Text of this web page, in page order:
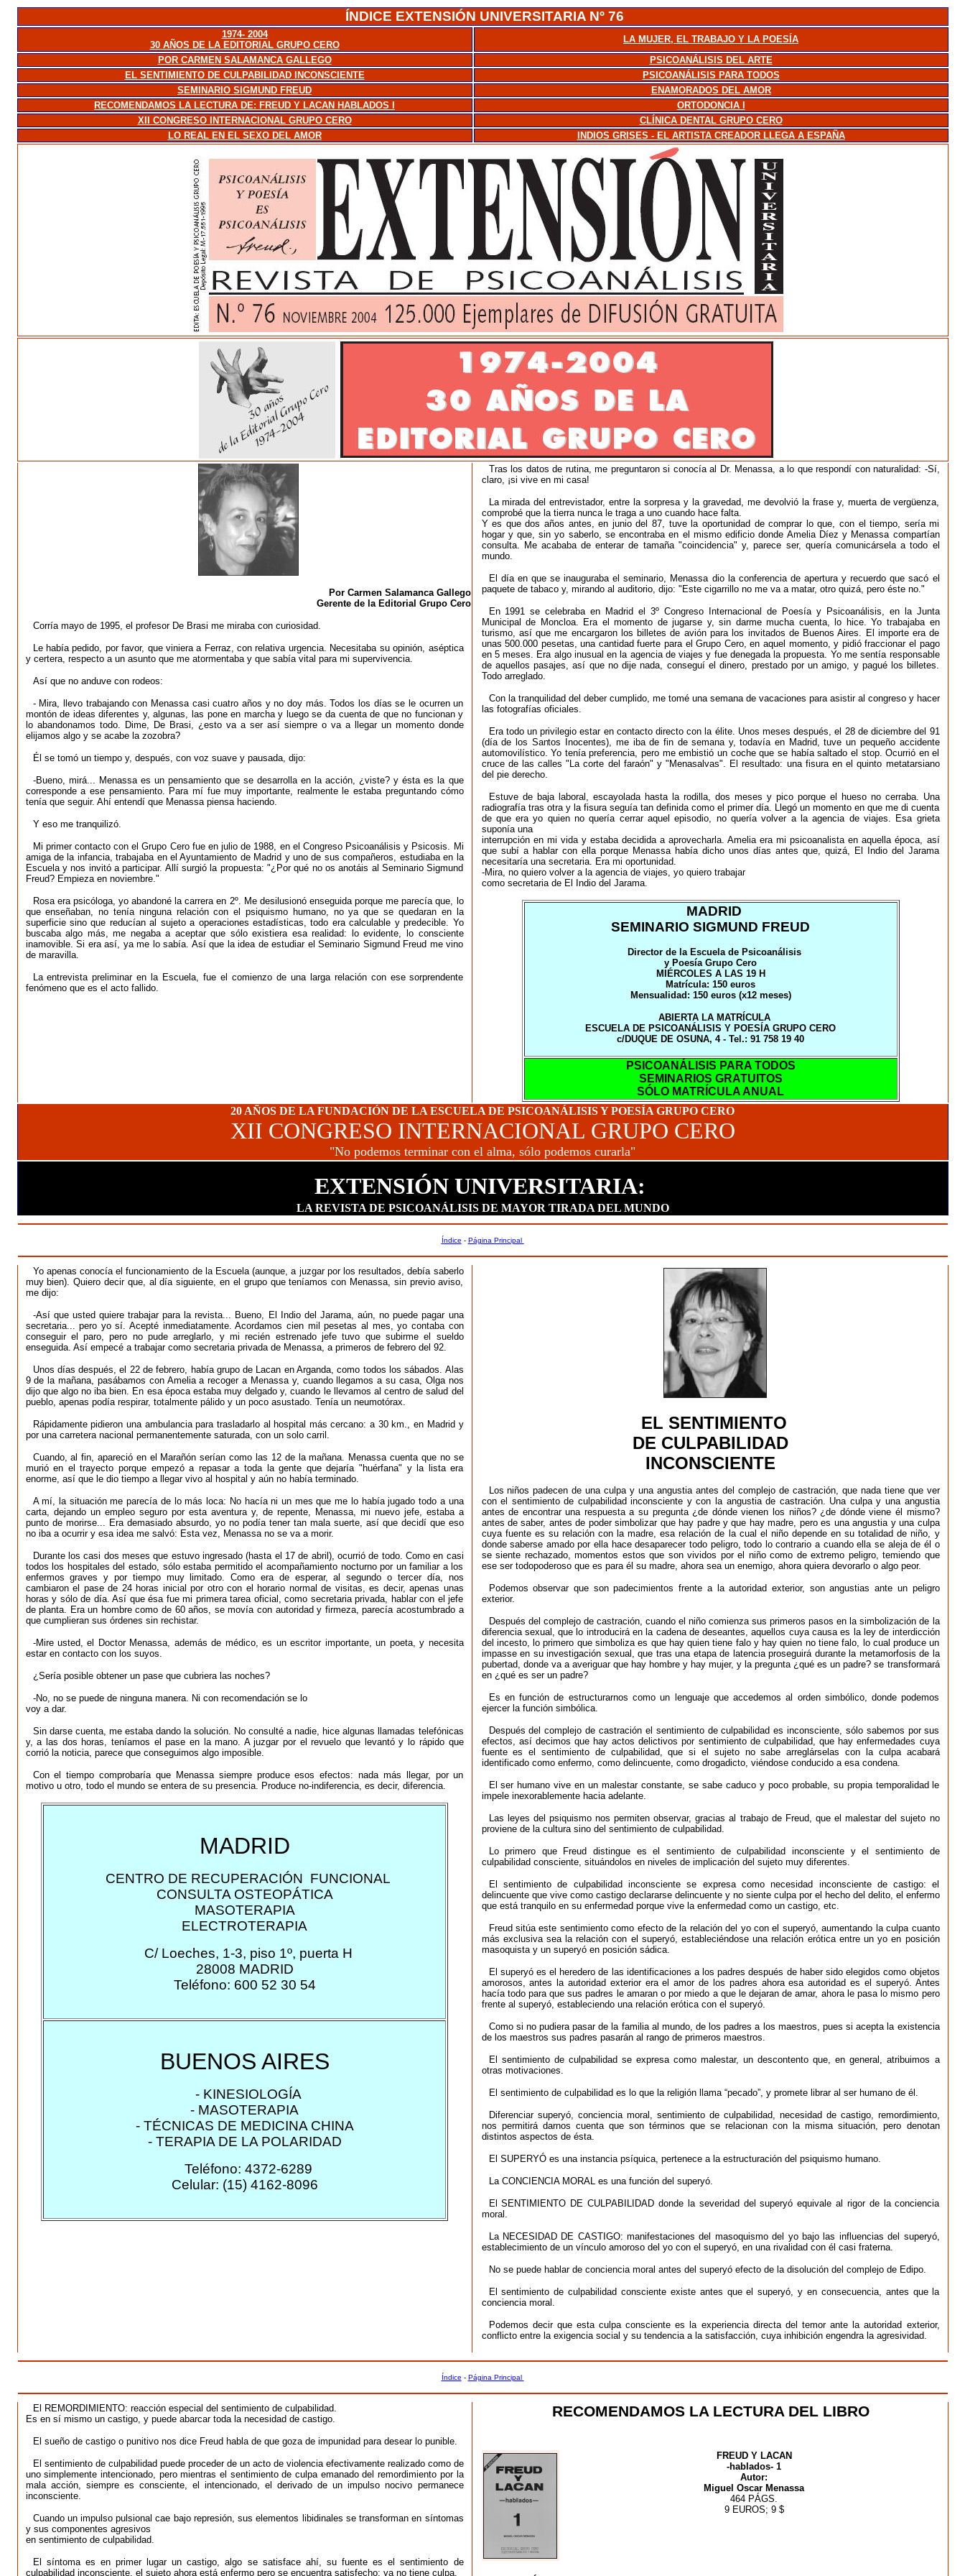
ÍNDICE EXTENSIÓN UNIVERSITARIA Nº 76
1974- 2004
30 AÑOS DE LA EDITORIAL GRUPO CERO
LA MUJER, EL TRABAJO Y LA POESÍA
POR CARMEN SALAMANCA GALLEGO
PSICOANÁLISIS DEL ARTE
EL SENTIMIENTO DE CULPABILIDAD INCONSCIENTE
PSICOANÁLISIS PARA TODOS
SEMINARIO SIGMUND FREUD
ENAMORADOS DEL AMOR
RECOMENDAMOS LA LECTURA DE: FREUD Y LACAN HABLADOS I
ORTODONCIA I
XII CONGRESO INTERNACIONAL GRUPO CERO
CLÍNICA DENTAL GRUPO CERO
LO REAL EN EL SEXO DEL AMOR
INDIOS GRISES - EL ARTISTA CREADOR LLEGA A ESPAÑA
Por Carmen Salamanca Gallego
Gerente de la Editorial Grupo Cero
Corría mayo de 1995, el profesor De Brasi me miraba con curiosidad.
Le había pedido, por favor, que viniera a Ferraz, con relativa urgencia. Necesitaba su opinión, aséptica
y certera, respecto a un asunto que me atormentaba y que sabía vital para mi supervivencia.
Así que no anduve con rodeos:
- Mira, llevo trabajando con Menassa casi cuatro años y no doy más. Todos los días se le ocurren un
montón de ideas diferentes y, algunas, las pone en marcha y luego se da cuenta de que no funcionan y
lo abandonamos todo. Dime, De Brasi, ¿esto va a ser así siempre o va a llegar un momento donde
elijamos algo y se acabe la zozobra?
Él se tomó un tiempo y, después, con voz suave y pausada, dijo:
-Bueno, mirá... Menassa es un pensamiento que se desarrolla en la acción, ¿viste? y ésta es la que
corresponde a ese pensamiento. Para mí fue muy importante, realmente le estaba preguntando cómo
tenía que seguir. Ahí entendí que Menassa piensa haciendo.
Y eso me tranquilizó.
Mi primer contacto con el Grupo Cero fue en julio de 1988, en el Congreso Psicoanálisis y Psicosis. Mi
amiga de la infancia, trabajaba en el Ayuntamiento de Madrid y uno de sus compañeros, estudiaba en la
Escuela y nos invitó a participar. Allí surgió la propuesta: "¿Por qué no os anotáis al Seminario Sigmund
Freud? Empieza en noviembre."
Rosa era psicóloga, yo abandoné la carrera en 2º. Me desilusionó enseguida porque me parecía que, lo
que enseñaban, no tenía ninguna relación con el psiquismo humano, no ya que se quedaran en la
superficie sino que reducían al sujeto a operaciones estadísticas, todo era calculable y predecible. Yo
buscaba algo más, me negaba a aceptar que sólo existiera esa realidad: lo evidente, lo consciente
inamovible. Si era así, ya me lo sabía. Así que la idea de estudiar el Seminario Sigmund Freud me vino
de maravilla.
La entrevista preliminar en la Escuela, fue el comienzo de una larga relación con ese sorprendente
fenómeno que es el acto fallido.
Tras los datos de rutina, me preguntaron si conocía al Dr. Menassa, a lo que respondí con naturalidad: -Sí,
claro, ¡si vive en mi casa!
La mirada del entrevistador, entre la sorpresa y la gravedad, me devolvió la frase y, muerta de vergüenza,
comprobé que la tierra nunca le traga a uno cuando hace falta.
Y es que dos años antes, en junio del 87, tuve la oportunidad de comprar lo que, con el tiempo, sería mi
hogar y que, sin yo saberlo, se encontraba en el mismo edificio donde Amelia Díez y Menassa compartían
consulta. Me acababa de enterar de tamaña "coincidencia" y, parece ser, quería comunicársela a todo el
mundo.
El día en que se inauguraba el seminario, Menassa dio la conferencia de apertura y recuerdo que sacó el
paquete de tabaco y, mirando al auditorio, dijo: "Este cigarrillo no me va a matar, otro quizá, pero éste no."
En 1991 se celebraba en Madrid el 3º Congreso Internacional de Poesía y Psicoanálisis, en la Junta
Municipal de Moncloa. Era el momento de jugarse y, sin darme mucha cuenta, lo hice. Yo trabajaba en
turismo, así que me encargaron los billetes de avión para los invitados de Buenos Aires. El importe era de
unas 500.000 pesetas, una cantidad fuerte para el Grupo Cero, en aquel momento, y pidió fraccionar el pago
en 5 meses. Era algo inusual en la agencia de viajes y fue denegada la propuesta. Yo me sentía responsable
de aquellos pasajes, así que no dije nada, conseguí el dinero, prestado por un amigo, y pagué los billetes.
Todo arreglado.
Con la tranquilidad del deber cumplido, me tomé una semana de vacaciones para asistir al congreso y hacer
las fotografías oficiales.
Era todo un privilegio estar en contacto directo con la élite. Unos meses después, el 28 de diciembre del 91
(día de los Santos Inocentes), me iba de fin de semana y, todavía en Madrid, tuve un pequeño accidente
automovilístico. Yo tenía preferencia, pero me embistió un coche que se había saltado el stop. Ocurrió en el
cruce de las calles "La corte del faraón" y "Menasalvas". El resultado: una fisura en el quinto metatarsiano
del pie derecho.
Estuve de baja laboral, escayolada hasta la rodilla, dos meses y pico porque el hueso no cerraba. Una
radiografía tras otra y la fisura seguía tan definida como el primer día. Llegó un momento en que me di cuenta
de que era yo quien no quería cerrar aquel episodio, no quería volver a la agencia de viajes. Esa grieta
suponía una
interrupción en mi vida y estaba decidida a aprovecharla. Amelia era mi psicoanalista en aquella época, así
que subí a hablar con ella porque Menassa había dicho unos días antes que, quizá, El Indio del Jarama
necesitaría una secretaria. Era mi oportunidad.
-Mira, no quiero volver a la agencia de viajes, yo quiero trabajar
como secretaria de El Indio del Jarama.
MADRID
SEMINARIO SIGMUND FREUD
Director de la Escuela de Psicoanálisis
y Poesía Grupo Cero
MIÉRCOLES A LAS 19 H
Matrícula: 150 euros
Mensualidad: 150 euros (x12 meses)
ABIERTA LA MATRÍCULA
ESCUELA DE PSICOANÁLISIS Y POESÍA GRUPO CERO
c/DUQUE DE OSUNA, 4 - Tel.: 91 758 19 40
PSICOANÁLISIS PARA TODOS
SEMINARIOS GRATUITOS
SÓLO MATRÍCULA ANUAL
20 AÑOS DE LA FUNDACIÓN DE LA ESCUELA DE PSICOANÁLISIS Y POESÍA GRUPO CERO
XII CONGRESO INTERNACIONAL GRUPO CERO
"No podemos terminar con el alma, sólo podemos curarla"
EXTENSIÓN UNIVERSITARIA:
LA REVISTA DE PSICOANÁLISIS DE MAYOR TIRADA DEL MUNDO
Índice - Página Principal
Yo apenas conocía el funcionamiento de la Escuela (aunque, a juzgar por los resultados, debía saberlo
muy bien). Quiero decir que, al día siguiente, en el grupo que teníamos con Menassa, sin previo aviso,
me dijo:
-Así que usted quiere trabajar para la revista... Bueno, El Indio del Jarama, aún, no puede pagar una
secretaria... pero yo sí. Acepté inmediatamente. Acordamos cien mil pesetas al mes, yo contaba con
conseguir el paro, pero no pude arreglarlo, y mi recién estrenado jefe tuvo que subirme el sueldo
enseguida. Así empecé a trabajar como secretaria privada de Menassa, a primeros de febrero del 92.
Unos días después, el 22 de febrero, había grupo de Lacan en Arganda, como todos los sábados. Alas
9 de la mañana, pasábamos con Amelia a recoger a Menassa y, cuando llegamos a su casa, Olga nos
dijo que algo no iba bien. En esa época estaba muy delgado y, cuando le llevamos al centro de salud del
pueblo, apenas podía respirar, totalmente pálido y un poco asustado. Tenía un neumotórax.
Rápidamente pidieron una ambulancia para trasladarlo al hospital más cercano: a 30 km., en Madrid y
por una carretera nacional permanentemente saturada, con un solo carril.
Cuando, al fin, apareció en el Marañón serían como las 12 de la mañana. Menassa cuenta que no se
murió en el trayecto porque empezó a repasar a toda la gente que dejaría "huérfana" y la lista era
enorme, así que le dio tiempo a llegar vivo al hospital y aún no había terminado.
A mí, la situación me parecía de lo más loca: No hacía ni un mes que me lo había jugado todo a una
carta, dejando un empleo seguro por esta aventura y, de repente, Menassa, mi nuevo jefe, estaba a
punto de morirse... Era demasiado absurdo, yo no podía tener tan mala suerte, así que decidí que eso
no iba a ocurrir y esa idea me salvó: Esta vez, Menassa no se va a morir.
Durante los casi dos meses que estuvo ingresado (hasta el 17 de abril), ocurrió de todo. Como en casi
todos los hospitales del estado, sólo estaba permitido el acompañamiento nocturno por un familiar a los
enfermos graves y por tiempo muy limitado. Como era de esperar, al segundo o tercer día, nos
cambiaron el pase de 24 horas inicial por otro con el horario normal de visitas, es decir, apenas unas
horas y sólo de día. Así que ésa fue mi primera tarea oficial, como secretaria privada, hablar con el jefe
de planta. Era un hombre como de 60 años, se movía con autoridad y firmeza, parecía acostumbrado a
que cumplieran sus órdenes sin rechistar.
-Mire usted, el Doctor Menassa, además de médico, es un escritor importante, un poeta, y necesita
estar en contacto con los suyos.
¿Sería posible obtener un pase que cubriera las noches?
-No, no se puede de ninguna manera. Ni con recomendación se lo
voy a dar.
Sin darse cuenta, me estaba dando la solución. No consulté a nadie, hice algunas llamadas telefónicas
y, a las dos horas, teníamos el pase en la mano. A juzgar por el revuelo que levantó y lo rápido que
corrió la noticia, parece que conseguimos algo imposible.
Con el tiempo comprobaría que Menassa siempre produce esos efectos: nada más llegar, por un
motivo u otro, todo el mundo se entera de su presencia. Produce no-indiferencia, es decir, diferencia.
MADRID
CENTRO DE RECUPERACIÓN FUNCIONAL
CONSULTA OSTEOPÁTICA
MASOTERAPIA
ELECTROTERAPIA
C/ Loeches, 1-3, piso 1º, puerta H
28008 MADRID
Teléfono: 600 52 30 54
BUENOS AIRES
- KINESIOLOGÍA
- MASOTERAPIA
- TÉCNICAS DE MEDICINA CHINA
- TERAPIA DE LA POLARIDAD
Teléfono: 4372-6289
Celular: (15) 4162-8096
EL SENTIMIENTO
DE CULPABILIDAD
INCONSCIENTE
Los niños padecen de una culpa y una angustia antes del complejo de castración, que nada tiene que ver
con el sentimiento de culpabilidad inconsciente y con la angustia de castración. Una culpa y una angustia
antes de encontrar una respuesta a su pregunta ¿de dónde vienen los niños? ¿de dónde viene él mismo?
antes de saber, antes de poder simbolizar que hay padre y que hay madre, pero es una angustia y una culpa
cuya fuente es su relación con la madre, esa relación de la cual el niño depende en su totalidad de niño, y
donde saberse amado por ella hace desaparecer todo peligro, todo lo contrario a cuando ella se aleja de él o
se siente rechazado, momentos estos que son vividos por el niño como de extremo peligro, temiendo que
ese ser todopoderoso que es para él su madre, ahora sea un enemigo, ahora quiera devorarlo o algo peor.
Podemos observar que son padecimientos frente a la autoridad exterior, son angustias ante un peligro
exterior.
Después del complejo de castración, cuando el niño comienza sus primeros pasos en la simbolización de la
diferencia sexual, que lo introducirá en la cadena de deseantes, aquellos cuya causa es la ley de interdicción
del incesto, lo primero que simboliza es que hay quien tiene falo y hay quien no tiene falo, lo cual produce un
impasse en su investigación sexual, que tras una etapa de latencia proseguirá durante la metamorfosis de la
pubertad, donde va a averiguar que hay hombre y hay mujer, y la pregunta ¿qué es un padre? se transformará
en ¿qué es ser un padre?
Es en función de estructurarnos como un lenguaje que accedemos al orden simbólico, donde podemos
ejercer la función simbólica.
Después del complejo de castración el sentimiento de culpabilidad es inconsciente, sólo sabemos por sus
efectos, así decimos que hay actos delictivos por sentimiento de culpabilidad, que hay enfermedades cuya
fuente es el sentimiento de culpabilidad, que si el sujeto no sabe arreglárselas con la culpa acabará
identificado como enfermo, como delincuente, como drogadicto, viéndose conducido a esa condena.
El ser humano vive en un malestar constante, se sabe caduco y poco probable, su propia temporalidad le
impele inexorablemente hacia adelante.
Las leyes del psiquismo nos permiten observar, gracias al trabajo de Freud, que el malestar del sujeto no
proviene de la cultura sino del sentimiento de culpabilidad.
Lo primero que Freud distingue es el sentimiento de culpabilidad inconsciente y el sentimiento de
culpabilidad consciente, situándolos en niveles de implicación del sujeto muy diferentes.
El sentimiento de culpabilidad inconsciente se expresa como necesidad inconsciente de castigo: el
delincuente que vive como castigo declararse delincuente y no siente culpa por el hecho del delito, el enfermo
que está tranquilo en su enfermedad porque vive la enfermedad como un castigo, etc.
Freud sitúa este sentimiento como efecto de la relación del yo con el superyó, aumentando la culpa cuanto
más exclusiva sea la relación con el superyó, estableciéndose una relación erótica entre un yo en posición
masoquista y un superyó en posición sádica.
El superyó es el heredero de las identificaciones a los padres después de haber sido elegidos como objetos
amorosos, antes la autoridad exterior era el amor de los padres ahora esa autoridad es el superyó. Antes
hacía todo para que sus padres le amaran o por miedo a que le dejaran de amar, ahora le pasa lo mismo pero
frente al superyó, estableciendo una relación erótica con el superyó.
Como si no pudiera pasar de la familia al mundo, de los padres a los maestros, pues si acepta la existencia
de los maestros sus padres pasarán al rango de primeros maestros.
El sentimiento de culpabilidad se expresa como malestar, un descontento que, en general, atribuimos a
otras motivaciones.
El sentimiento de culpabilidad es lo que la religión llama “pecado”, y promete librar al ser humano de él.
Diferenciar superyó, conciencia moral, sentimiento de culpabilidad, necesidad de castigo, remordimiento,
nos permitirá darnos cuenta que son términos que se relacionan con la misma situación, pero denotan
distintos aspectos de ésta.
El SUPERYÓ es una instancia psíquica, pertenece a la estructuración del psiquismo humano.
La CONCIENCIA MORAL es una función del superyó.
El SENTIMIENTO DE CULPABILIDAD donde la severidad del superyó equivale al rigor de la conciencia
moral.
La NECESIDAD DE CASTIGO: manifestaciones del masoquismo del yo bajo las influencias del superyó,
establecimiento de un vínculo amoroso del yo con el superyó, en una rivalidad con él casi fraterna.
No se puede hablar de conciencia moral antes del superyó efecto de la disolución del complejo de Edipo.
El sentimiento de culpabilidad consciente existe antes que el superyó, y en consecuencia, antes que la
conciencia moral.
Podemos decir que esta culpa consciente es la experiencia directa del temor ante la autoridad exterior,
conflicto entre la exigencia social y su tendencia a la satisfacción, cuya inhibición engendra la agresividad.
Índice - Página Principal
El REMORDIMIENTO: reacción especial del sentimiento de culpabilidad.
Es en sí mismo un castigo, y puede abarcar toda la necesidad de castigo.
El sueño de castigo o punitivo nos dice Freud habla de que goza de impunidad para desear lo punible.
El sentimiento de culpabilidad puede proceder de un acto de violencia efectivamente realizado como de
uno simplemente intencionado, pero mientras el sentimiento de culpa emanado del remordimiento por la
mala acción, siempre es consciente, el intencionado, el derivado de un impulso nocivo permanece
inconsciente.
Cuando un impulso pulsional cae bajo represión, sus elementos libidinales se transforman en síntomas
y sus componentes agresivos
en sentimiento de culpabilidad.
El síntoma es en primer lugar un castigo, algo se satisface ahí, su fuente es el sentimiento de
culpabilidad inconsciente, el sujeto ahora está enfermo pero se encuentra satisfecho: ya no tiene culpa.
RECOMENDAMOS LA LECTURA DEL LIBRO
FREUD Y LACAN
-hablados- 1
Autor:
Miguel Oscar Menassa
464 PÁGS.
9 EUROS; 9 $